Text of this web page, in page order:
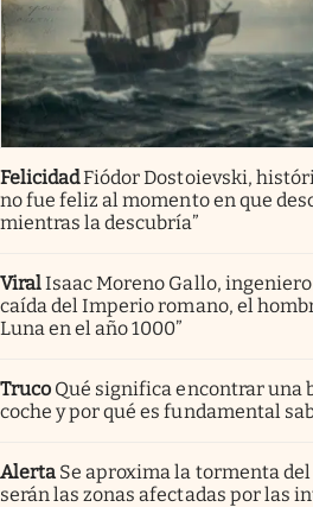
FelicidadFiódor Dostoievski,
no fue feliz al momento en que
mientras la descubría”
ViralIsaac Moreno Gallo,
caída del Imperio romano, el
Luna en el año 1000”
Truco Qué significa encontrar una
coche y por qué es fundamental
Alerta Se aproxima la tormenta
serán las zonas afectadas por las